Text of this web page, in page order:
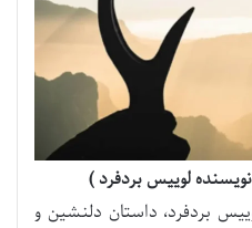
لوییس بردفرد )
بردفرد، داستان دلنشین و